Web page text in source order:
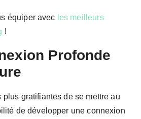
équiper avec les meilleurs
!
Profonde
plus gratifiantes de se mettre au
de développer une connexion